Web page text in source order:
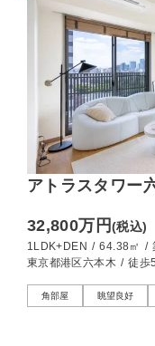
アトラスタワー
32,800万円(税込)
1LDK+DEN / 64.38㎡ /
東京都港区六本木 / 徒歩
角部屋 眺望良好